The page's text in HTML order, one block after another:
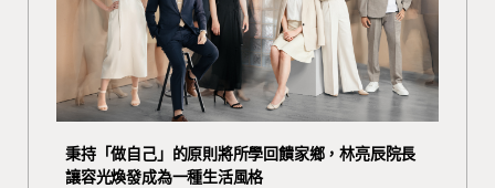
秉持「做自己」的原則將所學回饋家鄉，林亮辰院長
讓容光煥發成為一種生活風格